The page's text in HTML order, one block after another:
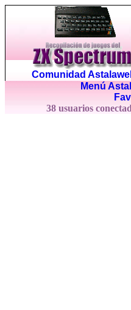
Comunidad
Menú
38 usuarios